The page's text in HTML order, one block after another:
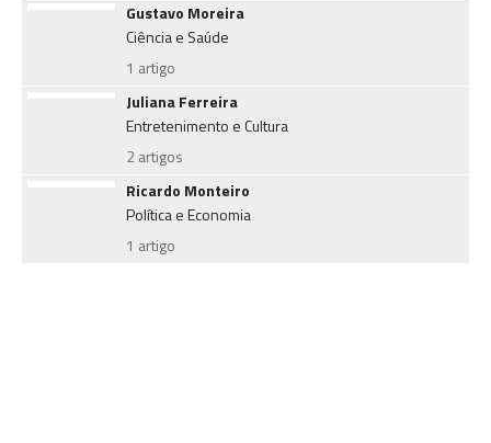
Gustavo Moreira
Ciência e Saúde
1 artigo
Juliana Ferreira
Entretenimento e Cultura
2 artigos
Ricardo Monteiro
Política e Economia
1 artigo